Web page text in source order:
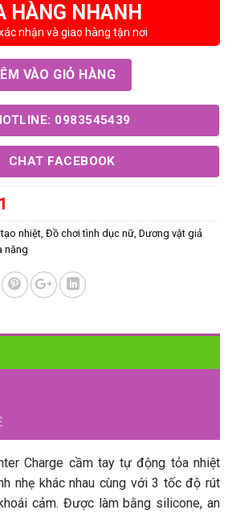
HÀNG NHANH
nhận và giao hàng tận nơi
VÀO GIỎ HÀNG
0983545439
CHAT FACEBOOK
nhiệt Đồ chơi tình dục nữ Dương vật giả
năng
Charge cầm tay tự động tỏa nhiệt
nhẹ khác nhau cùng với 3 tốc độ rút
cảm. Được làm bằng silicone, an